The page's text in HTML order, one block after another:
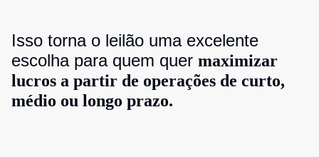
Isso torna o leilão uma excelente
escolha para quem quer maximizar
lucros a partir de operações de curto,
médio ou longo prazo.